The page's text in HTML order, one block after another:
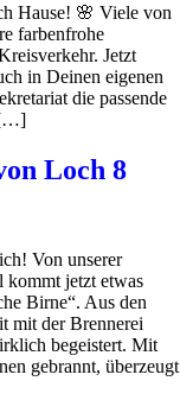
Hause! 🌸 Viele von
farbenfrohe
Jetzt
in Deinen eigenen
die passende
[…]
Loch 8
Von unserer
jetzt etwas
Birne“. Aus den
mit der Brennerei
begeistert. Mit
gebrannt, überzeugt